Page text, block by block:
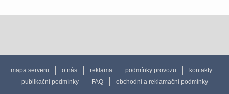
mapa serveru o nás reklama podmínky provozu
kontakty
publikační podmínky
FAQ obchodní a reklamační podmínky